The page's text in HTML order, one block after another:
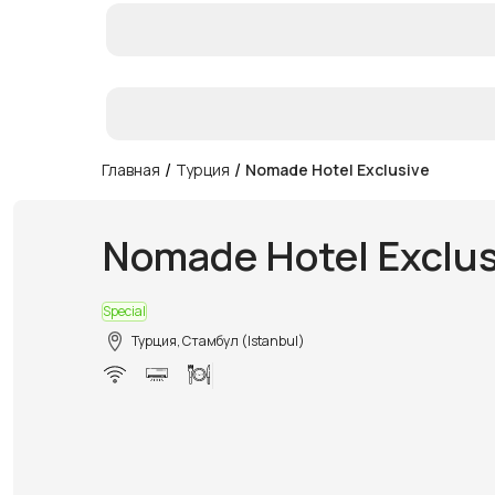
Главная / Турция / Nomade Hotel Exclusive
Nomade Hotel
Special
Турция, Стамбул (Istanbul)